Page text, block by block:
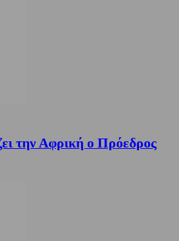
την Αφρική ο Πρόεδρος